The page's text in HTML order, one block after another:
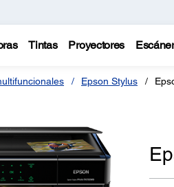
Tintas Proyectores
Epson Stylus